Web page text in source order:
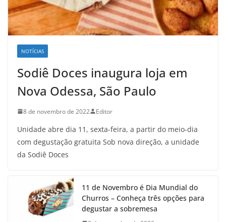
NOTÍCIAS
Sodiê Doces inaugura loja em
Nova Odessa, São Paulo
8 de novembro de 2022 Editor
Unidade abre dia 11, sexta-feira, a partir do meio-dia
com degustação gratuita Sob nova direção, a unidade
da Sodiê Doces
11 de Novembro é Dia Mundial do
Churros – Conheça três opções para
degustar a sobremesa